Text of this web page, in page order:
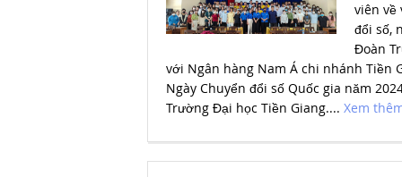
viên về
đổi số,
Đoàn
với Ngân hàng Nam Á chi nhánh Tiền
Ngày Chuyển đổi số Quốc gia năm
Trường Đại học Tiền Giang.... Xem